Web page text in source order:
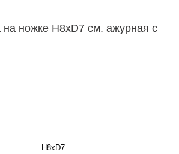
на ножке H8xD7 см. ажурная с
H8xD7